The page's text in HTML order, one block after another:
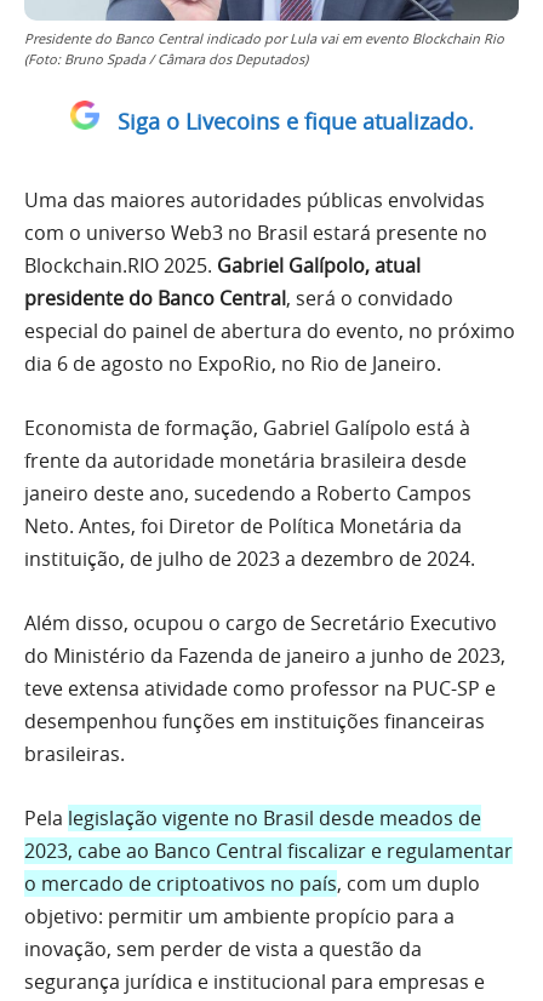
Presidente do Banco Central indicado por Lula vai em evento Blockchain Rio
(Foto: Bruno Spada / Câmara dos Deputados)
Siga o Livecoins e fique atualizado.
Uma das maiores autoridades públicas envolvidas
com o universo Web3 no Brasil estará presente no
Blockchain.RIO 2025. Gabriel Galípolo, atual
presidente do Banco Central, será o convidado
especial do painel de abertura do evento, no próximo
dia 6 de agosto no ExpoRio, no Rio de Janeiro.
Economista de formação, Gabriel Galípolo está à
frente da autoridade monetária brasileira desde
janeiro deste ano, sucedendo a Roberto Campos
Neto. Antes, foi Diretor de Política Monetária da
instituição, de julho de 2023 a dezembro de 2024.
Além disso, ocupou o cargo de Secretário Executivo
do Ministério da Fazenda de janeiro a junho de 2023,
teve extensa atividade como professor na PUC-SP e
desempenhou funções em instituições financeiras
brasileiras.
Pela legislação vigente no Brasil desde meados de
2023, cabe ao Banco Central fiscalizar e regulamentar
o mercado de criptoativos no país, com um duplo
objetivo: permitir um ambiente propício para a
inovação, sem perder de vista a questão da
segurança jurídica e institucional para empresas e